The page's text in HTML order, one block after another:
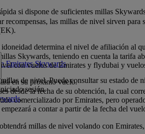
si dispone de suficientes millas
recompensas, las millas de nivel sirven
determina el nivel de afiliación al
Emirates Skywards.
de nivel. Puede consultar su estado
sesión.
Skywards, teniendo en cuenta la tarifa
con vuelos de Emirates y flydubai y
en su próximo vuelo.
.
desde la fecha de su obtención, la cual
comercializado por Emirates, pero
a contar a partir de la fecha del
millas de nivel volando con